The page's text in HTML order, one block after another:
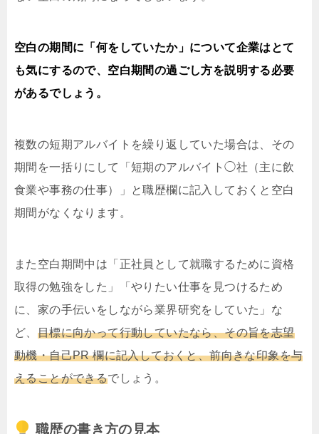
空白の期間に「何をしていたか」について企業はとて
も気にするので、空白期間の過ごし方を説明する必要
があるでしょう。
複数の短期アルバイトを繰り返していた場合は、その
期間を一括りにして「短期のアルバイト◯社（主に飲
食業や事務の仕事）」と職歴欄に記入しておくと空白
期間がなくなります。
また空白期間中は「正社員として就職するために資格
取得の勉強をした」「やりたい仕事を見つけるため
に、家の手伝いをしながら業界研究をしていた」な
ど、 目標に向かって行動していたなら、その旨を志望
動機・自己PR 欄に記入しておくと、前向きな印象を与
えることができるでしょう。
職歴の書き方の見本